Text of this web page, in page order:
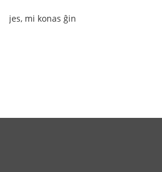
jes, mi konas ĝin